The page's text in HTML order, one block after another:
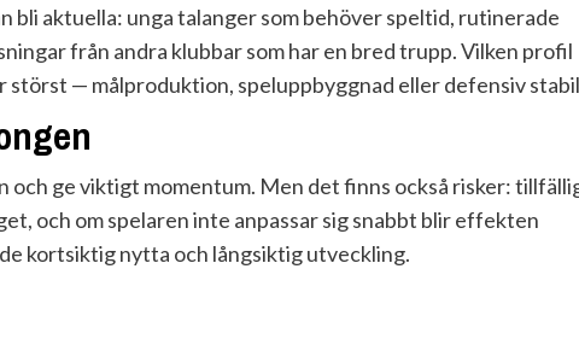
bli aktuella: unga talanger som behöver speltid, rutinerade
från andra klubbar som har en bred trupp. Vilken profil
störst — målproduktion, speluppbyggnad eller defensiv
och ge viktigt momentum. Men det finns också risker:
och om spelaren inte anpassar sig snabbt blir effekten
kortsiktig nytta och långsiktig utveckling.